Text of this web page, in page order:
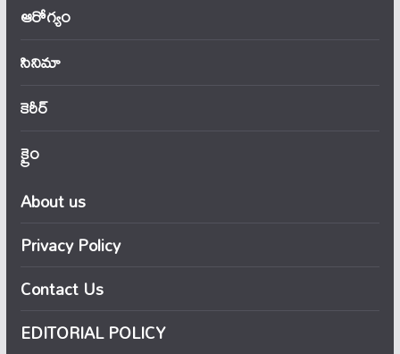
ఆరోగ్యం
సినిమా
కెరీర్
క్రైం
About us
Privacy Policy
Contact Us
EDITORIAL POLICY